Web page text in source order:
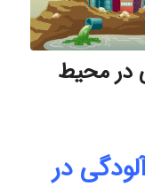
محیط
در